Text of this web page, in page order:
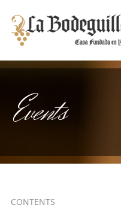
Events
CONTENTS